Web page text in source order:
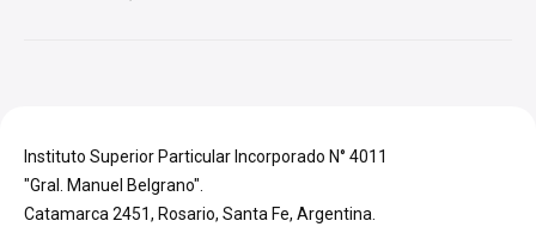
Instituto Superior Particular Incorporado N° 4011
"Gral. Manuel Belgrano".
Catamarca 2451, Rosario, Santa Fe, Argentina.